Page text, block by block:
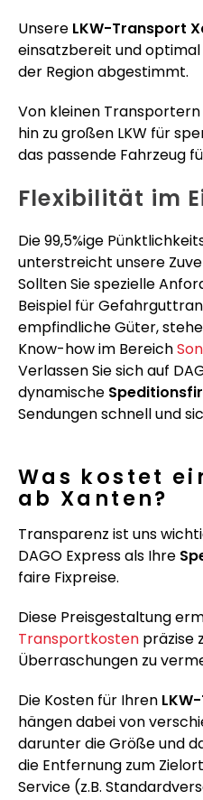
Unsere LKW-Transport
einsatzbereit und
der Region abgestimmt.
Von kleinen
hin zu großen LKW für
das passende Fahrzeug
Flexibilität im
Die 99,5%ige
unterstreicht unsere
Sollten Sie spezielle
Beispiel für
empfindliche Güter,
Know-how im Bereich
Verlassen Sie sich auf
dynamische
Sendungen schnell und
Was kostet
ab Xanten?
Transparenz ist uns
DAGO Express als Ihre
faire Fixpreise.
Diese Preisgestaltung
Transportkosten präzise
Überraschungen zu
Die Kosten für Ihren
hängen dabei von
darunter die Größe und
die Entfernung zum
Service (z.B.